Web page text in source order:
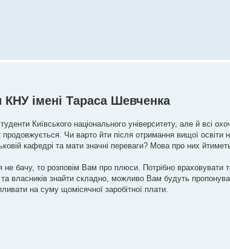
імені Тараса Шевченка
Київського національного університету, але й всі
Чи варто йти після отримання вищої освіти
кафедрі та мати значні переваги? Мова про них
не бачу, то розповім Вам про плюси. Потрібно враховувати
власників знайти складно, можливо Вам будуть
на суму щомісячної заробітної плати.